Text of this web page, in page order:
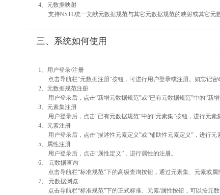
4、元数据映射
支持NSTL统一文献元数据规范与其它元数据规范的映射或其它元
三、系统如何使用
1、用户登录/注册
点击导航栏“元数据注册”按钮，可进行用户登录或注册。如忘记
2、元数据规范注册
用户登录后，点击“新增元数据规范”或“已有元数据规范”中的“新
3、元素集注册
用户登录后，点击“已有元数据规范”中的“元素集”按钮，进行元素
4、元素注册
用户登录后，点击“描述性元素定义”或“辅助性元素定义”，进行元
5、属性注册
用户登录后，点击“属性定义”，进行属性的注册。
6、 元数据查询
点击导航栏“标准规范”下的高级查询按钮，通过元素集、元素或
7、 元数据浏览
点击导航栏“标准规范”下的正式标准、元素/属性按钮，可以按元